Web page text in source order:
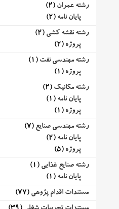
رشته عمران (2)
پایان نامه (2)
رشته نقشه کشی (2)
پروژه (2)
رشته مهندسی نفت (1)
پروژه (1)
رشته مکانیک (2)
پایان نامه (1)
پروژه (1)
رشته مهندسی صنایع (7)
پایان نامه (2)
پروژه (5)
رشته صنایع غذایی (1)
پایان نامه (1)
مستندات اقدام پژوهی (77)